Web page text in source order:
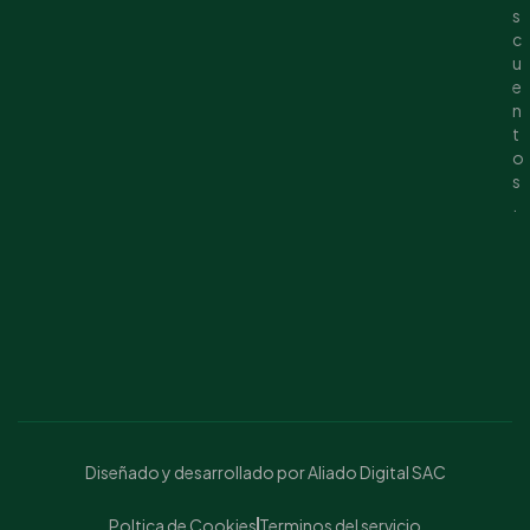
s
c
u
e
n
t
o
s
Diseñado y desarrollado por Aliado Digital SAC
Poltica de Cookies Terminos del servicio